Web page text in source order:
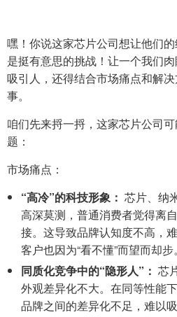
嘿！你说这家芯片公司想让他们
是挺有意思的挑战！让一个我们
吸引人，还得结合市场痛点和解
事。
咱们先来捋一捋，这家芯片公司
题：
市场痛点：
“高冷”的科技形象： 芯片、纳
高深莫测，普通消费者觉得离
接。这导致品牌认知度不高，
客户也因为“看不懂”而望而却步。
同质化竞争中的“隐形人”： 芯
外观差异化不大。在同等性能
品牌之间的差异化不足，难以吸